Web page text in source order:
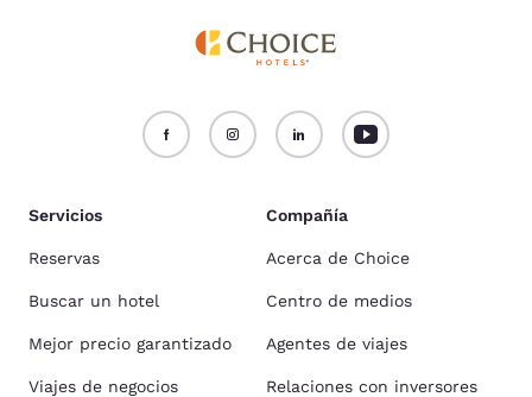
Servicios
Reservas
Buscar un hotel
Mejor precio garantizado
Viajes de negocios
Compañía
Acerca de Choice
Centro de medios
Agentes de viajes
Relaciones con inversores